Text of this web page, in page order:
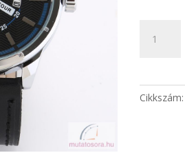
8211
karóra